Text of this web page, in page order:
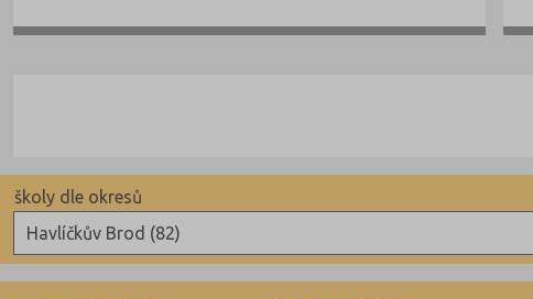
Havlíčkův Brod (82)
školy dle okresů